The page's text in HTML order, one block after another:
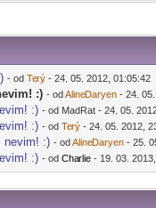
- odTerý - 24. 05. 2012, 01:05:42
:) - odAlineDaryen - 24.
:) - od MadRat - 24. 05.
:) - odTerý - 24. 05. 2012,
nevim! :) - odAlineDaryen - 25.
:) - odCharlie - 19. 03.